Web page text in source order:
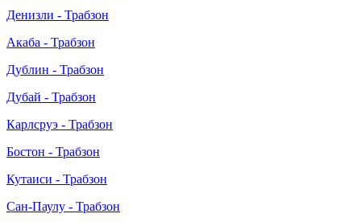
Денизли - Трабзон
Акаба - Трабзон
Дублин - Трабзон
Дубай - Трабзон
Карлсруэ - Трабзон
Бостон - Трабзон
Кутаиси - Трабзон
Сан-Паулу - Трабзон